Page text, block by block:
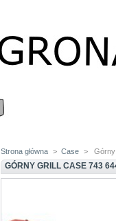
Strona główna > Case > Górny
GÓRNY GRILL CASE 743